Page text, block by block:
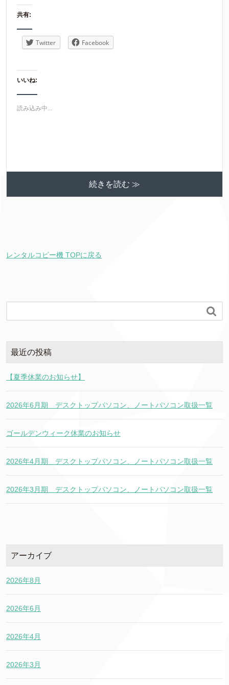
共有:
Twitter Facebook
いいね:
読み込み中...
続きを読む ≫
レンタルコピー機 TOPに戻る

最近の投稿
【夏季休業のお知らせ】
2026年6月期 デスクトップパソコン、ノートパソコン取扱一覧
ゴールデンウィーク休業のお知らせ
2026年4月期 デスクトップパソコン、ノートパソコン取扱一覧
2026年3月期 デスクトップパソコン、ノートパソコン取扱一覧
アーカイブ
2026年8月
2026年6月
2026年4月
2026年3月